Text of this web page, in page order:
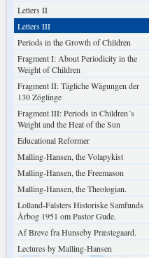
Letters II
Letters III
Periods in the Growth of Children
Fragment I: About Periodicity in the
Weight of Children
Fragment II: Tägliche Wägungen der
130 Zöglinge
Fragment III: Periods in Children´s
Weight and the Heat of the Sun
Educational Reformer
Malling-Hansen, the Volapykist
Malling-Hansen, the Freemason
Malling-Hansen, the Theologian.
Lolland-Falsters Historiske Samfunds
Årbog 1951 om Pastor Gude.
Af Breve fra Hunseby Præstegaard.
Lectures by Malling-Hansen